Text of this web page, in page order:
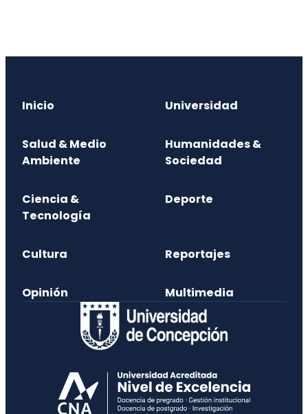
Inicio Universidad
Salud & Medio
Ambiente
Humanidades &
Sociedad
Ciencia &
Tecnología
Deporte
Cultura Reportajes
Opinión Multimedia